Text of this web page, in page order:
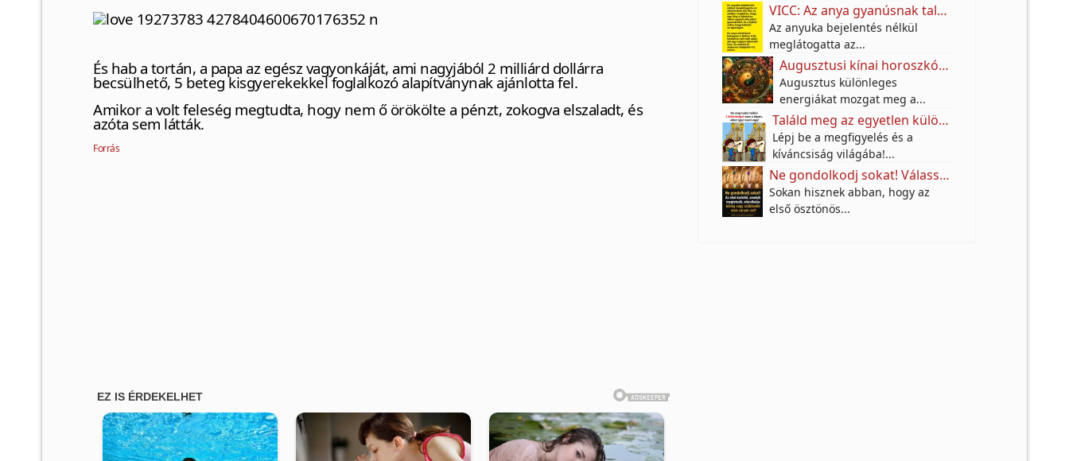
És hab a tortán, a papa az egész vagyonkáját, ami nagyjából 2 milliárd dollárra
becsülhető, 5 beteg kisgyerekekkel foglalkozó alapítványnak ajánlotta fel.
Amikor a volt feleség megtudta, hogy nem ő örökölte a pénzt, zokogva elszaladt, és
azóta sem látták.
Forrás
VICC: Az anya gyanúsnak találta a fia lakótársát.
Az anyuka bejelentés nélkül
meglátogatta az...
Augusztusi kínai horoszkóp: ezeknek a jegyeknek nagy fordulatot hozhat a hónap
Augusztus különleges
energiákat mozgat meg a...
Találd meg az egyetlen különbséget az utcai festő képén – a legtöbben nem veszik észre!
Lépj be a megfigyelés és a
kíváncsiság világába!...
Ne gondolkodj sokat! Válassz egy karkötőt, és tudd meg, milyen anyagi jövő várhat rád a következő 10 évben!
Sokan hisznek abban, hogy az
első ösztönös...